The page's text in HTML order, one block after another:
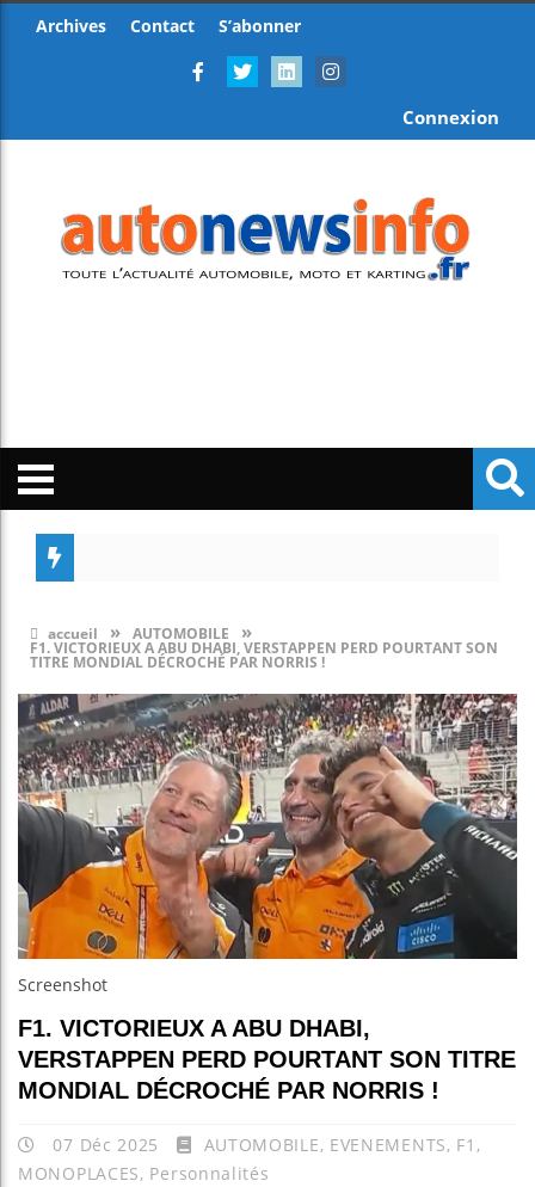
Archives Contact S’abonner
Connexion
accueil » AUTOMOBILE »
F1. VICTORIEUX A ABU DHABI, VERSTAPPEN PERD POURTANT SON
TITRE MONDIAL DÉCROCHÉ PAR NORRIS !
Screenshot
F1. VICTORIEUX A ABU DHABI,
VERSTAPPEN PERD POURTANT SON TITRE
MONDIAL DÉCROCHÉ PAR NORRIS !
07 Déc 2025 AUTOMOBILE, EVENEMENTS, F1 ,
MONOPLACES, Personnalités